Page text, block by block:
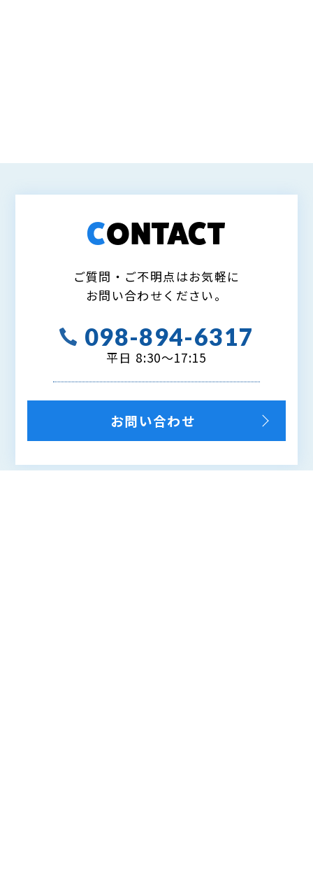
CONTACT
ご質問・ご不明点はお気軽に
お問い合わせください。
098-894-6317
平日 8:30～17:15
お問い合わせ